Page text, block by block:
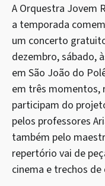
A Orquestra Jovem
a temporada
um concerto
dezembro, sábado,
em São João do
em três momentos,
participam do
pelos professores
também pelo
repertório vai de
cinema e trechos de